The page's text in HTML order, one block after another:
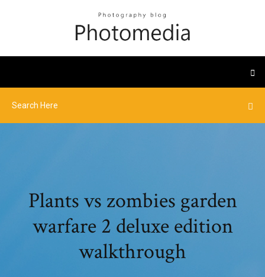
Plants vs zombies garden
warfare 2 deluxe edition
walkthrough